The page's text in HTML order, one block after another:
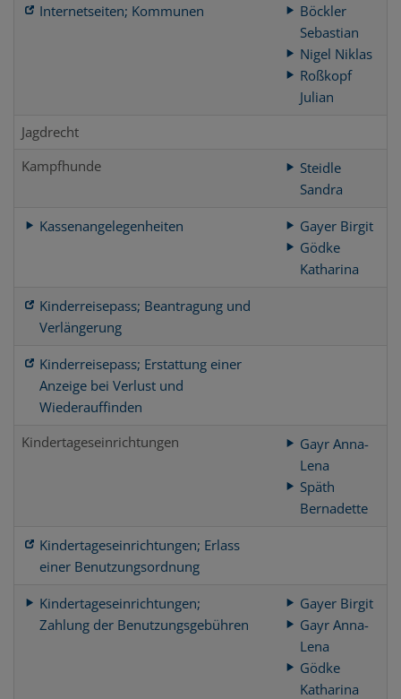
Internetseiten; Kommunen
Böckler
Sebastian
Nigel Niklas
Roßkopf
Julian
Jagdrecht
Kampfhunde
Steidle
Sandra
Kassenangelegenheiten
Gayer Birgit
Gödke
Katharina
Kinderreisepass; Beantragung und
Verlängerung
Kinderreisepass; Erstattung einer
Anzeige bei Verlust und
Wiederauffinden
Kindertageseinrichtungen
Gayr Anna-
Lena
Späth
Bernadette
Kindertageseinrichtungen; Erlass
einer Benutzungsordnung
Kindertageseinrichtungen;
Zahlung der Benutzungsgebühren
Gayer Birgit
Gayr Anna-
Lena
Gödke
Katharina